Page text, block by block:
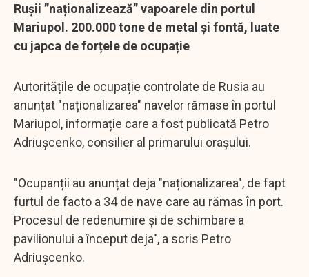
Rușii ”naționalizează” vapoarele din portul
Mariupol. 200.000 tone de metal și fontă, luate
cu japca de forțele de ocupație
Autoritățile de ocupație controlate de Rusia au
anunțat "naționalizarea" navelor rămase în portul
Mariupol, informație care a fost publicată Petro
Adriușcenko, consilier al primarului orașului.
"Ocupanții au anunțat deja "naționalizarea", de fapt
furtul de facto a 34 de nave care au rămas în port.
Procesul de redenumire și de schimbare a
pavilionului a început deja", a scris Petro
Adriușcenko.